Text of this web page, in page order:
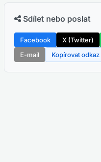
Sdílet nebo poslat
Facebook X (Twitter)
E-mail
Kopírovat odkaz